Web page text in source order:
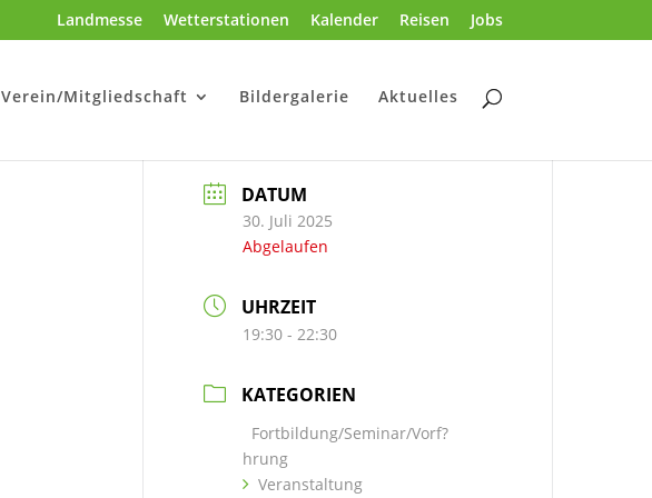
Landmesse Wetterstationen Kalender Reisen Jobs
Verein/Mitgliedschaft Bildergalerie Aktuelles
DATUM
30. Juli 2025
Abgelaufen
UHRZEIT
19:30 - 22:30
KATEGORIEN
Fortbildung/Seminar/Vorf?
hrung
Veranstaltung